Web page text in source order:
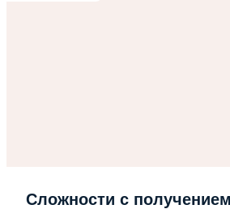
Сложности с получением